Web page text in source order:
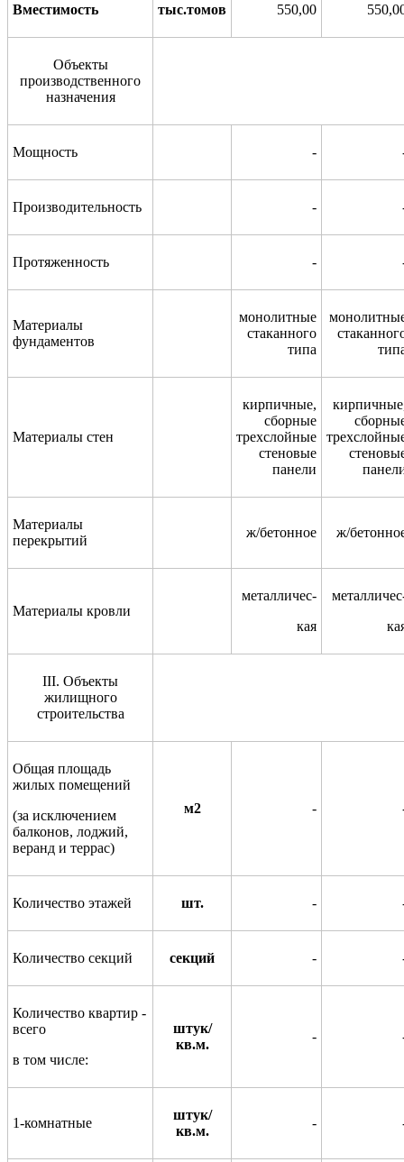
Вместимость тыс.томов 550,00
Объекты
производственного
назначения
Мощность -
Производительность -
Протяженность -
Материалы
фундаментов
монолитные
стаканного
типа
Материалы стен
кирпичные,
сборные
трехслойные
стеновые
панели
Материалы
перекрытий
ж/бетонное ж/
Материалы кровли
металличес-
кая
III. Объекты
жилищного
строительства
Общая площадь
жилых помещений
(за исключением
балконов, лоджий,
веранд и террас)
м2 -
Количество этажей шт. -
Количество секций секций -
Количество квартир -
всего
в том числе:
штук/
кв.м.
-
1-комнатные
штук/
кв.м.
-